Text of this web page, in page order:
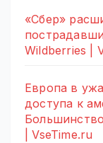
«Сбер»
Wildberries |
Европа в
доступа к
| VseTime.ru